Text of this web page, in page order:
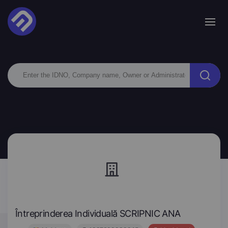
Întreprinderea Individuală SCRIPNIC ANA